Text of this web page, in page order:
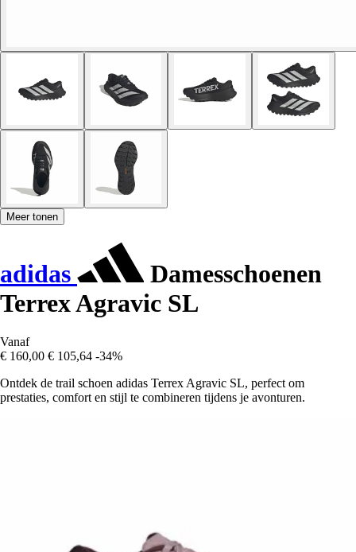
Meer tonen
adidas
Damesschoenen
Terrex Agravic SL
Vanaf
€ 160,00 € 105,64 -34%
Ontdek de trail schoen adidas Terrex Agravic SL, perfect om
prestaties, comfort en stijl te combineren tijdens je avonturen.